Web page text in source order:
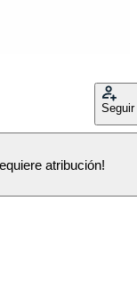
Seguir
atribución!